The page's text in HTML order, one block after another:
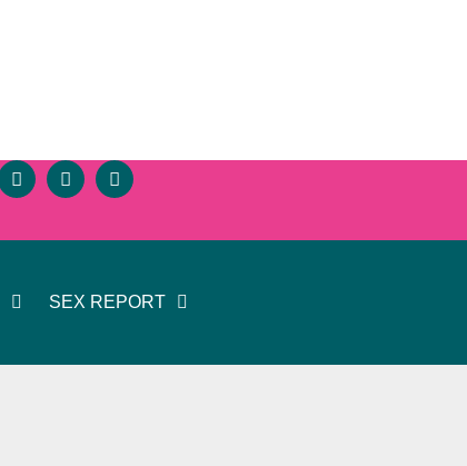
SEX REPORT